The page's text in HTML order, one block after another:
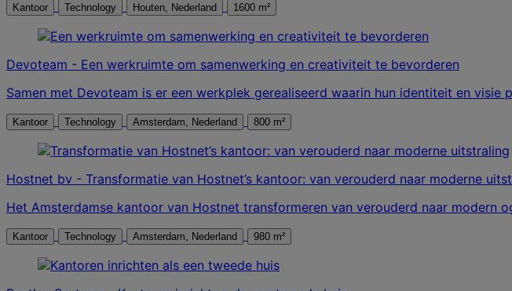
Kantoor Technology Houten, Nederland 1600 m²
Devoteam - Een werkruimte om samenwerking en creativiteit te bevorderen
Samen met Devoteam is er een werkplek gerealiseerd waarin hun identiteit en visie
Kantoor Technology Amsterdam, Nederland 800 m²
Hostnet bv - Transformatie van Hostnet’s kantoor: van verouderd naar moderne
Het Amsterdamse kantoor van Hostnet transformeren van verouderd naar modern
Kantoor Technology Amsterdam, Nederland 980 m²